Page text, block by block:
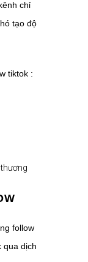
chỉ
tạo độ
tiktok :
follow
qua dịch